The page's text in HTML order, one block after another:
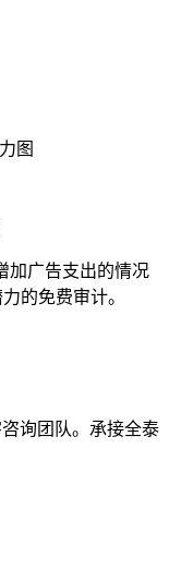
图
加广告支出的情况
的免费审计。
询团队。承接全泰